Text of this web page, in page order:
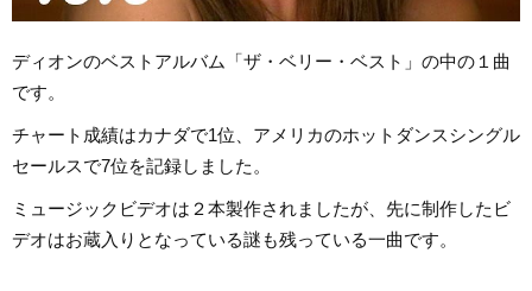
ディオンのベストアルバム「ザ・ベリー・ベスト」の中の１曲
です。
チャート成績はカナダで1位、アメリカのホットダンスシングル
セールスで7位を記録しました。
ミュージックビデオは２本製作されましたが、先に制作したビ
デオはお蔵入りとなっている謎も残っている一曲です。